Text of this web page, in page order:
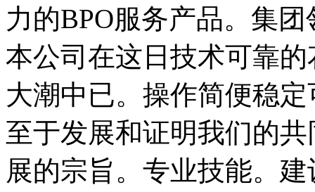
力的BPO服务产品。集
本公司在这日技术可靠
大潮中已。操作简便稳
至于发展和证明我们的
展的宗旨。专业技能。